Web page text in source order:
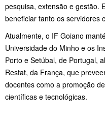
pesquisa, extensão e gestão.
beneficiar tanto os servidores
Atualmente, o IF Goiano
Universidade do Minho e os
Porto e Setúbal, de Portugal,
Restat, da França, que
docentes como a promoção
científicas e tecnológicas.